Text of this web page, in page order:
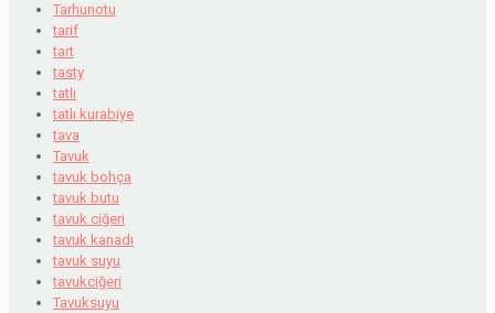
Tarhunotu
tarif
tart
tasty
tatlı
tatlı kurabiye
tava
Tavuk
tavuk bohça
tavuk butu
tavuk ciğeri
tavuk kanadı
tavuk suyu
tavukciğeri
Tavuksuyu